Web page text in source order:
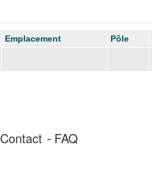
Emplacement Pôle
Contact FAQ